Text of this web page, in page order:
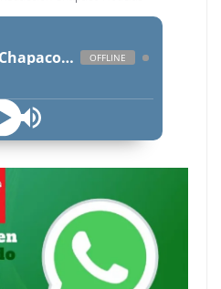
Radio Chapaco Noticias Las 24 horas en vivo OFFLINE